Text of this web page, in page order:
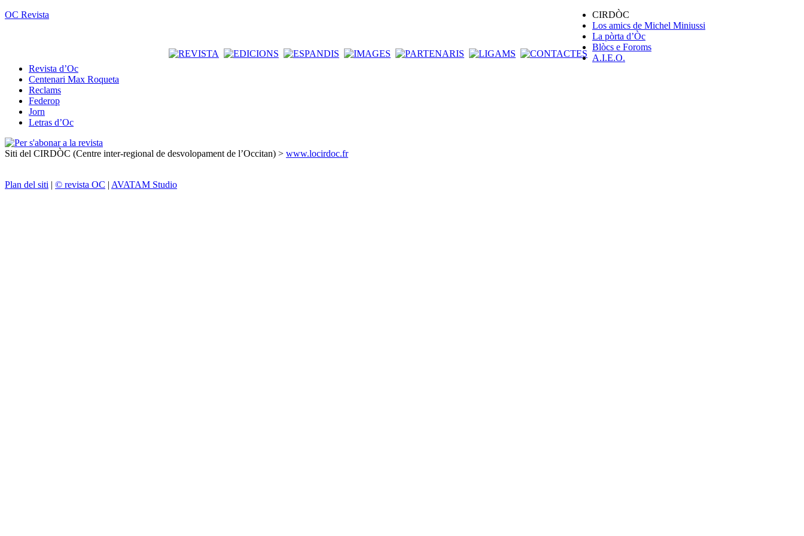
OC Revista
CIRDÒC
Los amics de Michel Miniussi
La pòrta d’Òc
Blòcs e Foroms
A.I.E.O.
Revista d’Oc
Centenari Max Roqueta
Reclams
Federop
Jorn
Letras d’Oc
Siti del CIRDÒC (Centre inter-regional de desvolopament de l’Occitan) > www.locirdoc.fr
Plan del siti | © revista OC | AVATAM Studio